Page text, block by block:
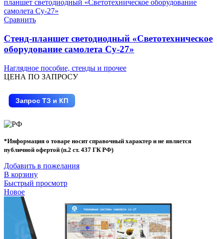
Сравнить
Стенд-планшет светодиодный «Светотехническое
оборудование самолета Су-27»
Наглядное пособие, стенды и прочее
ЦЕНА ПО ЗАПРОСУ
Запрос ТЗ и КП
*Информация о товаре носит справочный характер и не является
публичной офертой (п.2 ст. 437 ГК РФ)
Добавить в пожелания
В корзину
Быстрый просмотр
Новое